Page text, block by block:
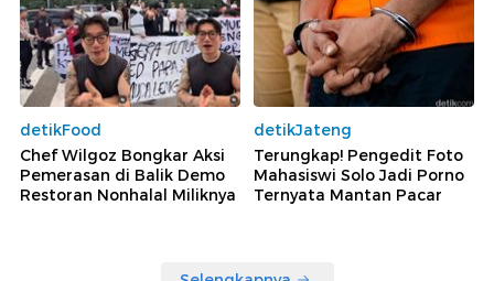
detikFood
Chef Wilgoz Bongkar Aksi
Pemerasan di Balik Demo
Restoran Nonhalal Miliknya
detikJateng
Terungkap! Pengedit Foto
Mahasiswi Solo Jadi Porno
Ternyata Mantan Pacar